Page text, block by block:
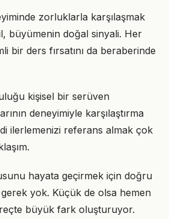
zorluklarla karşılaşmak
büyümenin doğal sinyali. Her
bir ders fırsatını da beraberinde
kişisel bir serüven
deneyimiyle karşılaştırma
ilerlemenizi referans almak çok
hayata geçirmek için doğru
yok. Küçük de olsa hemen
büyük fark oluşturuyor.